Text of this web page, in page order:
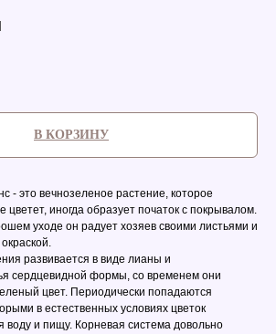
В КОРЗИНУ
- это вечнозеленое растение, которое
цветет, иногда образует початок с покрывалом.
уходе он радует хозяев своими листьями и
развивается в виде лианы и
сердцевидной формы, со временем они
цвет. Периодически попадаются
в естественных условиях цветок
воду и пищу. Корневая система довольно